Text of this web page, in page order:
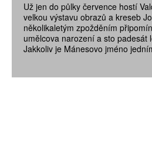
Už jen do půlky července hostí
velkou výstavu obrazů a kreseb
několikaletým zpožděním
umělcova narození a sto padesát
Jakkoliv je Mánesovo jméno